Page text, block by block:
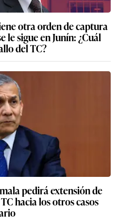
otra orden de captura
le sigue en Junín: ¿Cuál
del TC?
pedirá extensión de
hacia los otros casos